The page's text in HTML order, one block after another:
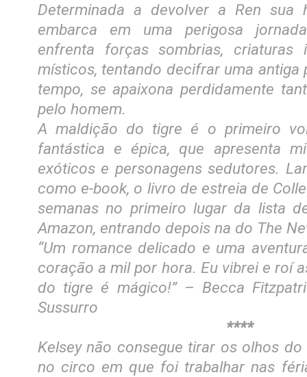
Determinada a devolver a Ren sua
embarca em uma perigosa
enfrenta forças sombrias, criaturas
místicos, tentando decifrar uma antiga
tempo, se apaixona perdidamente
pelo homem.
A maldição do tigre é o primeiro
fantástica e épica, que apresenta
exóticos e personagens sedutores.
como e-book, o livro de estreia de
semanas no primeiro lugar da lista
Amazon, entrando depois na do The
“Um romance delicado e uma
coração a mil por hora. Eu vibrei e roí
do tigre é mágico!” – Becca
Sussurro
****
Kelsey não consegue tirar os olhos
no circo em que foi trabalhar nas